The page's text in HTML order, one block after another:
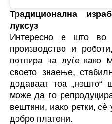
Традиционална
луксуз
Интересно е што во
производство и
потпира на луѓе како
своето знаење,
додаваат тоа
може да го
вештини, иако ретки,
добро платени.